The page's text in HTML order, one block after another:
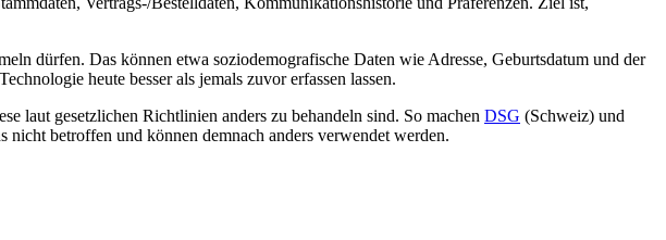
dürfen. Das können etwa soziodemografische Daten wie Adresse, Geburtsdatum und der
heute besser als jemals zuvor erfassen lassen.
laut gesetzlichen Richtlinien anders zu behandeln sind. So machen DSG (Schweiz) und
betroffen und können demnach anders verwendet werden.